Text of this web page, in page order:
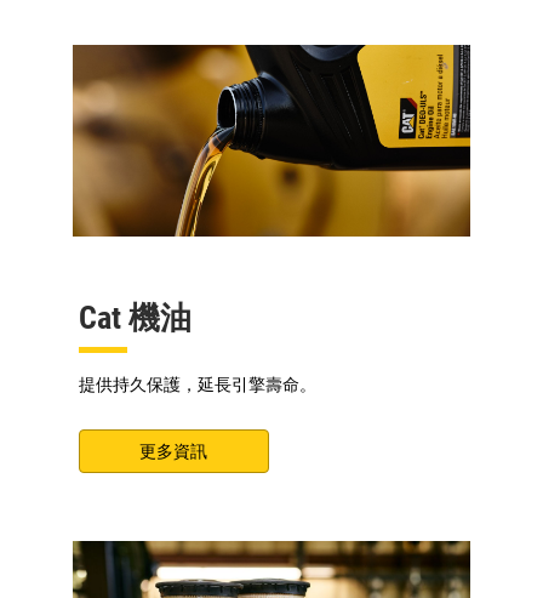
Cat 機油
提供持久保護，延長引擎壽命。
更多資訊